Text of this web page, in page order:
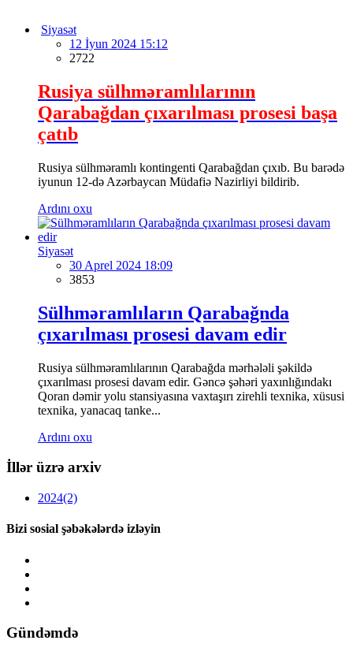
Siyasət
12 İyun 2024 15:12
2722
Rusiya sülhməramlılarının
Qarabağdan çıxarılması prosesi başa
çatıb
Rusiya sülhməramlı kontingenti Qarabağdan çıxıb. Bu barədə
iyunun 12-də Azərbaycan Müdafiə Nazirliyi bildirib.
Ardını oxu
Siyasət
30 Aprel 2024 18:09
3853
Sülhməramlıların Qarabağnda
çıxarılması prosesi davam edir
Rusiya sülhməramlılarının Qarabağda mərhələli şəkildə
çıxarılması prosesi davam edir. Gəncə şəhəri yaxınlığındakı
Qoran dəmir yolu stansiyasına vaxtaşırı zirehli texnika, xüsusi
texnika, yanacaq tanke...
Ardını oxu
İllər üzrə arxiv
2024(2)
Bizi sosial şəbəkələrdə izləyin
Gündəmdə